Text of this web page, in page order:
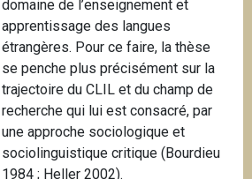
domaine de l’enseignement et
apprentissage des langues
étrangères. Pour ce faire, la thèse
se penche plus précisément sur la
trajectoire du CLIL et du champ de
recherche qui lui est consacré, par
une approche sociologique et
sociolinguistique critique (Bourdieu
1984 ; Heller 2002).